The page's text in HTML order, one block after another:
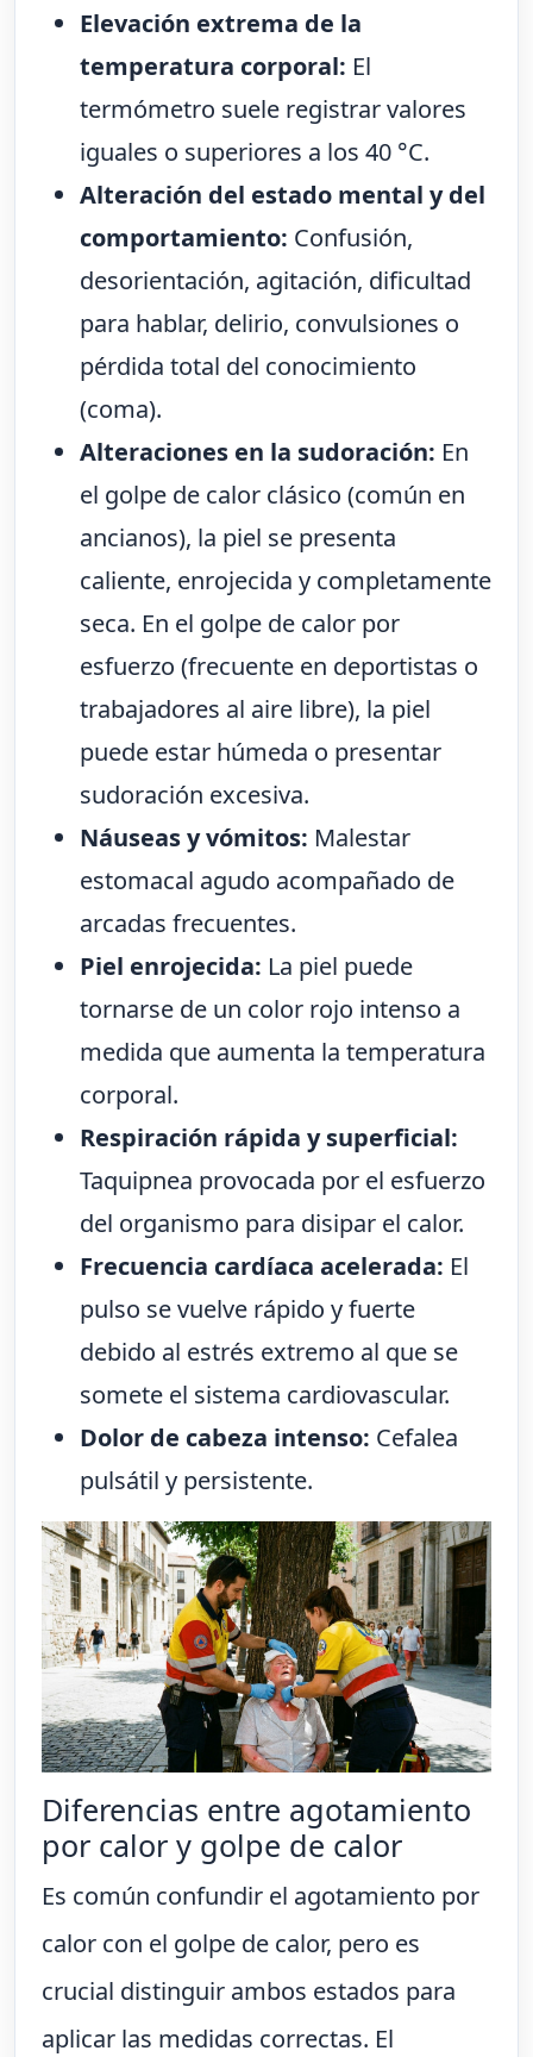
Elevación extrema de la
temperatura corporal: El
termómetro suele registrar valores
iguales o superiores a los 40 °C.
Alteración del estado mental y del
comportamiento: Confusión,
desorientación, agitación, dificultad
para hablar, delirio, convulsiones o
pérdida total del conocimiento
(coma).
Alteraciones en la sudoración: En
el golpe de calor clásico (común en
ancianos), la piel se presenta
caliente, enrojecida y completamente
seca. En el golpe de calor por
esfuerzo (frecuente en deportistas o
trabajadores al aire libre), la piel
puede estar húmeda o presentar
sudoración excesiva.
Náuseas y vómitos: Malestar
estomacal agudo acompañado de
arcadas frecuentes.
Piel enrojecida: La piel puede
tornarse de un color rojo intenso a
medida que aumenta la temperatura
corporal.
Respiración rápida y superficial:
Taquipnea provocada por el esfuerzo
del organismo para disipar el calor.
Frecuencia cardíaca acelerada: El
pulso se vuelve rápido y fuerte
debido al estrés extremo al que se
somete el sistema cardiovascular.
Dolor de cabeza intenso: Cefalea
pulsátil y persistente.
Diferencias entre agotamiento
por calor y golpe de calor
Es común confundir el agotamiento por
calor con el golpe de calor, pero es
crucial distinguir ambos estados para
aplicar las medidas correctas. El